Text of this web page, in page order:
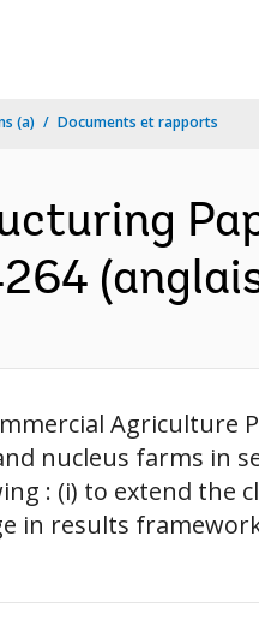
(a) Documents et rapports
nucleus farms in
: (i) to extend the
in results